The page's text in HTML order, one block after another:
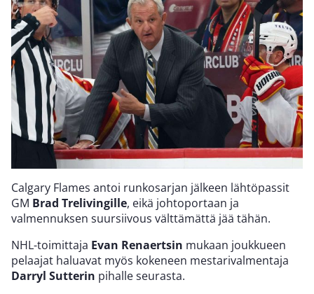
Calgary Flames antoi runkosarjan jälkeen lähtöpassit
GM Brad Trelivingille, eikä johtoportaan ja
valmennuksen suursiivous välttämättä jää tähän.
NHL-toimittaja Evan Renaertsin mukaan joukkueen
pelaajat haluavat myös kokeneen mestarivalmentaja
Darryl Sutterin pihalle seurasta.